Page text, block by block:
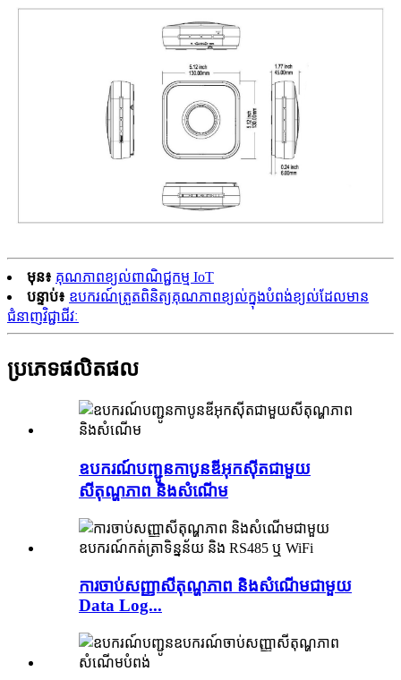
មុន៖ គុណភាពខ្យល់ពាណិជ្ជកម្ម IoT
បន្ទាប់៖ ឧបករណ៍ត្រួតពិនិត្យគុណភាពខ្យល់ក្នុងបំពង់ខ្យល់ដែលមាន
ជំនាញវិជ្ជាជីវៈ
ប្រភេទផលិតផល
ឧបករណ៍បញ្ជូនកាបូនឌីអុកស៊ីតជាមួយ
សីតុណ្ហភាព និងសំណើម
ការចាប់សញ្ញាសីតុណ្ហភាព និងសំណើមជាមួយ
Data Log...